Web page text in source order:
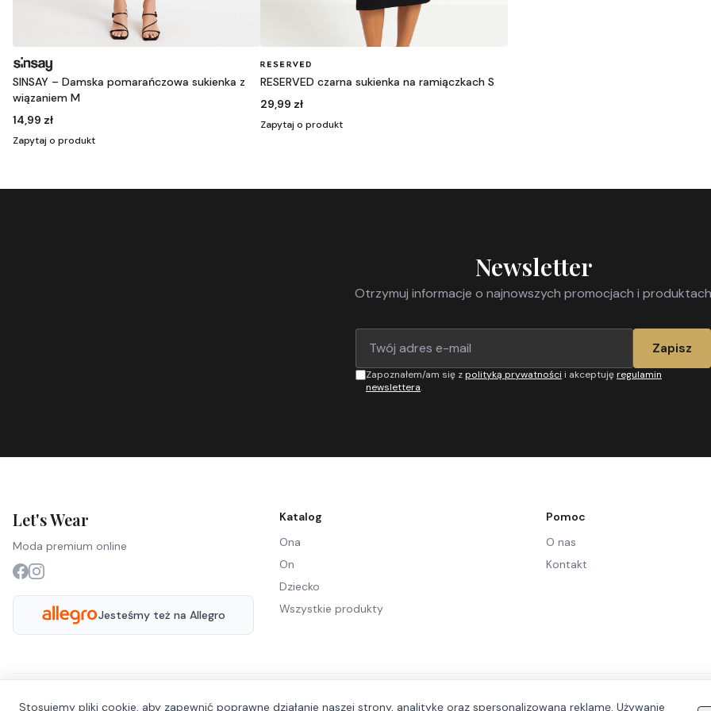
SINSAY – Damska pomarańczowa sukienka z
wiązaniem M
14,99 zł
Zapytaj o produkt
RESERVED czarna sukienka na ramiączkach S
29,99 zł
Zapytaj o produkt
Newsletter
Otrzymuj informacje o najnowszych promocjach i produktach
Zapisz
Zapoznałem/am się zpolityką prywatności i akceptujęregulamin
newslettera.
Let's Wear
Moda premium online
Jesteśmy też na Allegro
Katalog
Ona
On
Dziecko
Wszystkie produkty
Pomoc
O nas
Kontakt
©2026Let's Wear. Wszelkie prawa zastrzeżone.
Stosujemy pliki cookie, aby zapewnić poprawne działanie naszej strony, analitykę oraz spersonalizowaną reklamę. Używanie